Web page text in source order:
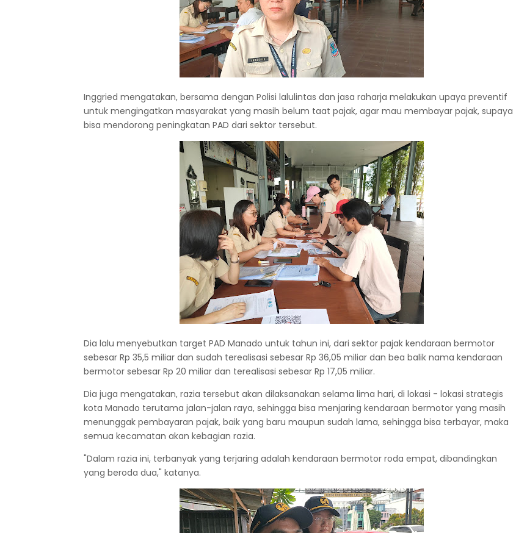
Inggried mengatakan, bersama dengan Polisi lalulintas dan jasa raharja melakukan upaya preventif
untuk mengingatkan masyarakat yang masih belum taat pajak, agar mau membayar pajak, supaya
bisa mendorong peningkatan PAD dari sektor tersebut.
Dia lalu menyebutkan target PAD Manado untuk tahun ini, dari sektor pajak kendaraan bermotor
sebesar Rp 35,5 miliar dan sudah terealisasi sebesar Rp 36,05 miliar dan bea balik nama kendaraan
bermotor sebesar Rp 20 miliar dan terealisasi sebesar Rp 17,05 miliar.
Dia juga mengatakan, razia tersebut akan dilaksanakan selama lima hari, di lokasi - lokasi strategis
kota Manado terutama jalan-jalan raya, sehingga bisa menjaring kendaraan bermotor yang masih
menunggak pembayaran pajak, baik yang baru maupun sudah lama, sehingga bisa terbayar, maka
semua kecamatan akan kebagian razia.
"Dalam razia ini, terbanyak yang terjaring adalah kendaraan bermotor roda empat, dibandingkan
yang beroda dua," katanya.